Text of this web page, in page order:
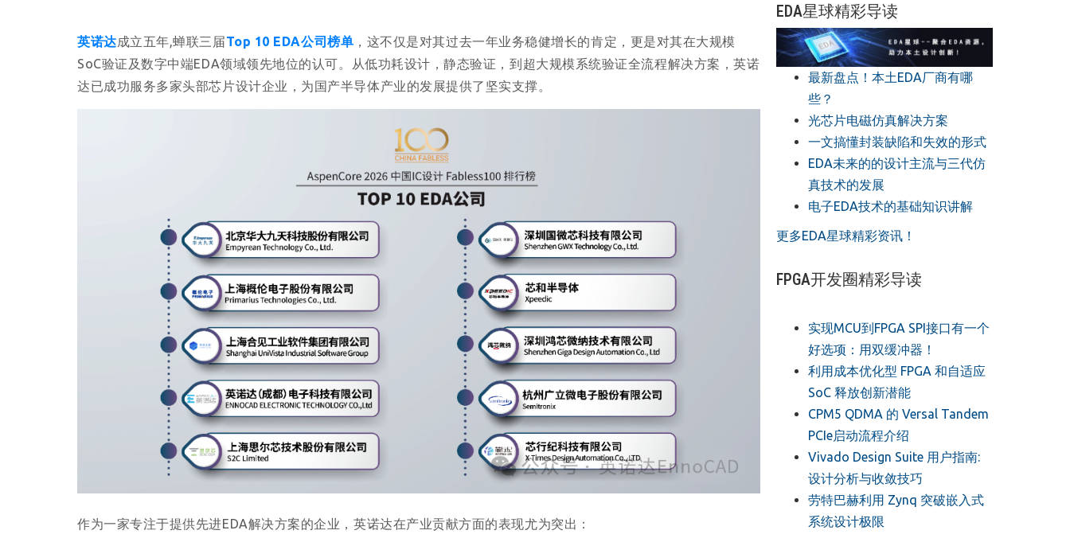
英诺达成立五年,蝉联三届Top 10 EDA公司榜单 ，这不仅是对其过去一年业务稳健增长的肯定，更是对其在大规模
SoC验证及数字中端EDA领域领先地位的认可。从低功耗设计，静态验证，到超大规模系统验证全流程解决方案，英诺
达已成功服务多家头部芯片设计企业，为国产半导体产业的发展提供了坚实支撑。
作为一家专注于提供先进EDA解决方案的企业，英诺达在产业贡献方面的表现尤为突出：
EDA星球精彩导读
最新盘点！本土EDA厂商有哪
些？
光芯片电磁仿真解决方案
一文搞懂封装缺陷和失效的形式
EDA未来的的设计主流与三代仿
真技术的发展
电子EDA技术的基础知识讲解
更多EDA星球精彩资讯！
FPGA开发圈精彩导读
实现MCU到FPGA SPI接口有一个
好选项：用双缓冲器！
利用成本优化型 FPGA 和自适应
SoC 释放创新潜能
CPM5 QDMA 的 Versal Tandem
PCIe启动流程介绍
Vivado Design Suite 用户指南:
设计分析与收敛技巧
劳特巴赫利用 Zynq 突破嵌入式
系统设计极限